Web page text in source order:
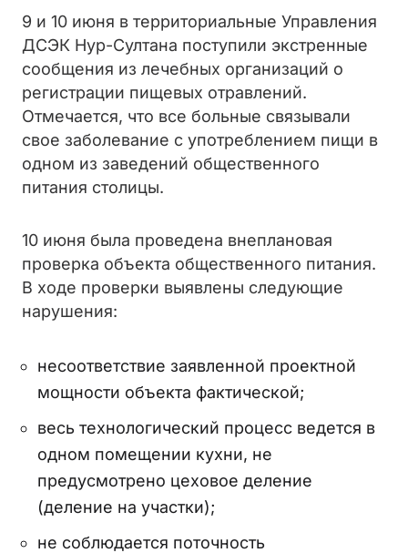
9 и 10 июня в территориальные Управления
ДСЭК Нур-Султана поступили экстренные
сообщения из лечебных организаций о
регистрации пищевых отравлений.
Отмечается, что все больные связывали
свое заболевание с употреблением пищи в
одном из заведений общественного
питания столицы.
10 июня была проведена внеплановая
проверка объекта общественного питания.
В ходе проверки выявлены следующие
нарушения:
несоответствие заявленной проектной
мощности объекта фактической;
весь технологический процесс ведется в
одном помещении кухни, не
предусмотрено цеховое деление
(деление на участки);
не соблюдается поточность